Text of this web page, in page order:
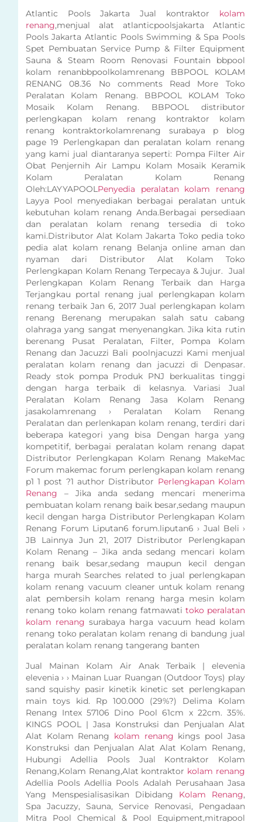
Atlantic Pools Jakarta Jual kontraktor kolam
renang,menjual alat atlanticpoolsjakarta Atlantic
Pools Jakarta Atlantic Pools Swimming & Spa Pools
Spet Pembuatan Service Pump & Filter Equipment
Sauna & Steam Room Renovasi Fountain bbpool
kolam renanbbpoolkolamrenang BBPOOL KOLAM
RENANG 08.36 No comments Read More Toko
Peralatan Kolam Renang. BBPOOL KOLAM Toko
Mosaik Kolam Renang. BBPOOL distributor
perlengkapan kolam renang kontraktor kolam
renang kontraktorkolamrenang surabaya p blog
page 19 Perlengkapan dan peralatan kolam renang
yang kami jual diantaranya seperti: Pompa Filter Air
Obat Penjernih Air Lampu Kolam Mosaik Keramik
Kolam Peralatan Kolam Renang
Oleh:LAYYAPOOLPenyedia peralatan kolam renang
Layya Pool menyediakan berbagai peralatan untuk
kebutuhan kolam renang Anda.Berbagai persediaan
dan peralatan kolam renang tersedia di toko
kami.Distributor Alat Kolam Jakarta Toko pedia toko
pedia alat kolam renang Belanja online aman dan
nyaman dari Distributor Alat Kolam Toko
Perlengkapan Kolam Renang Terpecaya & Jujur. Jual
Perlengkapan Kolam Renang Terbaik dan Harga
Terjangkau portal renang jual perlengkapan kolam
renang terbaik Jan 6, 2017 Jual perlengkapan kolam
renang Berenang merupakan salah satu cabang
olahraga yang sangat menyenangkan. Jika kita rutin
berenang Pusat Peralatan, Filter, Pompa Kolam
Renang dan Jacuzzi Bali poolnjacuzzi Kami menjual
peralatan kolam renang dan jacuzzi di Denpasar.
Ready stok pompa Produk PNJ berkualitas tinggi
dengan harga terbaik di kelasnya. Variasi Jual
Peralatan Kolam Renang Jasa Kolam Renang
jasakolamrenang › Peralatan Kolam Renang
Peralatan dan perlenkapan kolam renang, terdiri dari
beberapa kategori yang bisa Dengan harga yang
kompetitif, berbagai peralatan kolam renang dapat
Distributor Perlengkapan Kolam Renang MakeMac
Forum makemac forum perlengkapan kolam renang
p1 1 post ?1 author Distributor Perlengkapan Kolam
Renang – Jika anda sedang mencari menerima
pembuatan kolam renang baik besar,sedang maupun
kecil dengan harga Distributor Perlengkapan Kolam
Renang Forum Liputan6 forum.liputan6 › Jual Beli ›
JB Lainnya Jun 21, 2017 Distributor Perlengkapan
Kolam Renang – Jika anda sedang mencari kolam
renang baik besar,sedang maupun kecil dengan
harga murah Searches related to jual perlengkapan
kolam renang vacuum cleaner untuk kolam renang
alat pembersih kolam renang harga mesin kolam
renang toko kolam renang fatmawati toko peralatan
kolam renang surabaya harga vacuum head kolam
renang toko peralatan kolam renang di bandung jual
peralatan kolam renang tangerang banten
Jual Mainan Kolam Air Anak Terbaik | elevenia
elevenia › › Mainan Luar Ruangan (Outdoor Toys) play
sand squishy pasir kinetik kinetic set perlengkapan
main toys kid. Rp 100.000 (29%?) Delima Kolam
Renang Intex 57106 Dino Pool 61cm x 22cm. 35%.
KINGS POOL | Jasa Konstruksi dan Penjualan Alat
Alat Kolam Renang kolam renang kings pool Jasa
Konstruksi dan Penjualan Alat Alat Kolam Renang,
Hubungi Adellia Pools Jual Kontraktor Kolam
Renang,Kolam Renang,Alat kontraktor kolam renang
Adellia Pools Adellia Pools Adalah Perusahaan Jasa
Yang Menspesialisasikan Dibidang Kolam Renang,
Spa Jacuzzy, Sauna, Service Renovasi, Pengadaan
Mitra Pool Chemical & Pool Equipment,mitrapool